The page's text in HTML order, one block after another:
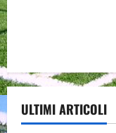
ULTIMI ARTICOLI